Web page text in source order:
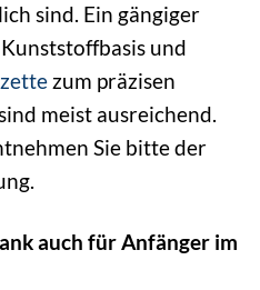
sind. Ein gängiger
und
zum präzisen
meist ausreichend.
Sie bitte der
auch für Anfänger im